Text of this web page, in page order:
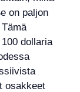
on paljon
dollaria
osakkeet